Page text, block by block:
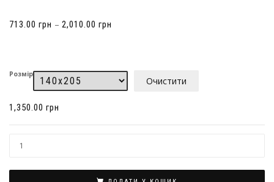
основі
опитування
713.00 грн – 2,010.00 грн
Розмір
Очистити
1,350.00 грн